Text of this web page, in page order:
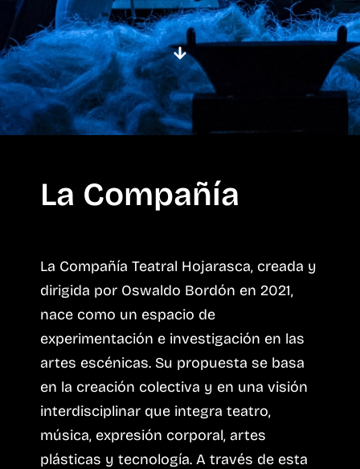
La Compañía
La Compañía Teatral Hojarasca, creada y
dirigida por Oswaldo Bordón en 2021,
nace como un espacio de
experimentación e investigación en las
artes escénicas. Su propuesta se basa
en la creación colectiva y en una visión
interdisciplinar que integra teatro,
música, expresión corporal, artes
plásticas y tecnología. A través de esta